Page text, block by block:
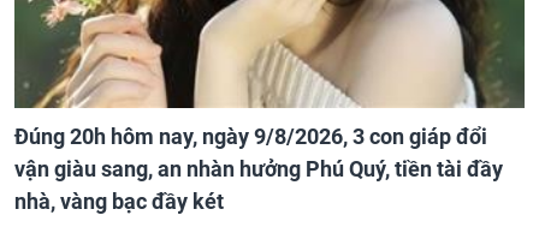
Đúng 20h hôm nay, ngày 9/8/2026, 3 con giáp đổi
vận giàu sang, an nhàn hưởng Phú Quý, tiền tài đầy
nhà, vàng bạc đầy két